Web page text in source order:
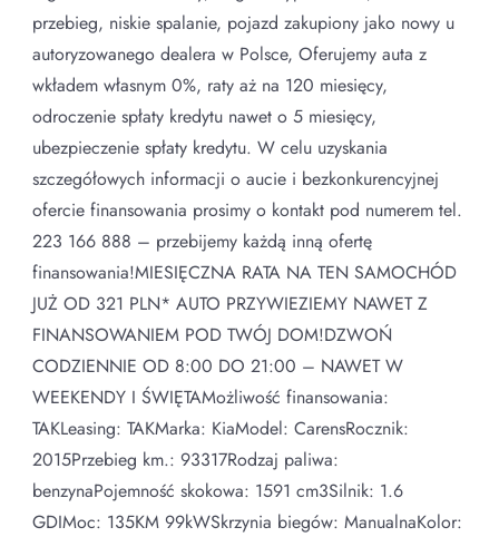
przebieg, niskie spalanie, pojazd zakupiony jako nowy u
autoryzowanego dealera w Polsce, Oferujemy auta z
wkładem własnym 0%, raty aż na 120 miesięcy,
odroczenie spłaty kredytu nawet o 5 miesięcy,
ubezpieczenie spłaty kredytu. W celu uzyskania
szczegółowych informacji o aucie i bezkonkurencyjnej
ofercie finansowania prosimy o kontakt pod numerem tel.
223 166 888 – przebijemy każdą inną ofertę
finansowania!MIESIĘCZNA RATA NA TEN SAMOCHÓD
JUŻ OD 321 PLN* AUTO PRZYWIEZIEMY NAWET Z
FINANSOWANIEM POD TWÓJ DOM!DZWOŃ
CODZIENNIE OD 8:00 DO 21:00 – NAWET W
WEEKENDY I ŚWIĘTAMożliwość finansowania:
TAKLeasing: TAKMarka: KiaModel: CarensRocznik:
2015Przebieg km.: 93317Rodzaj paliwa:
benzynaPojemność skokowa: 1591 cm3Silnik: 1.6
GDIMoc: 135KM 99kWSkrzynia biegów: ManualnaKolor: